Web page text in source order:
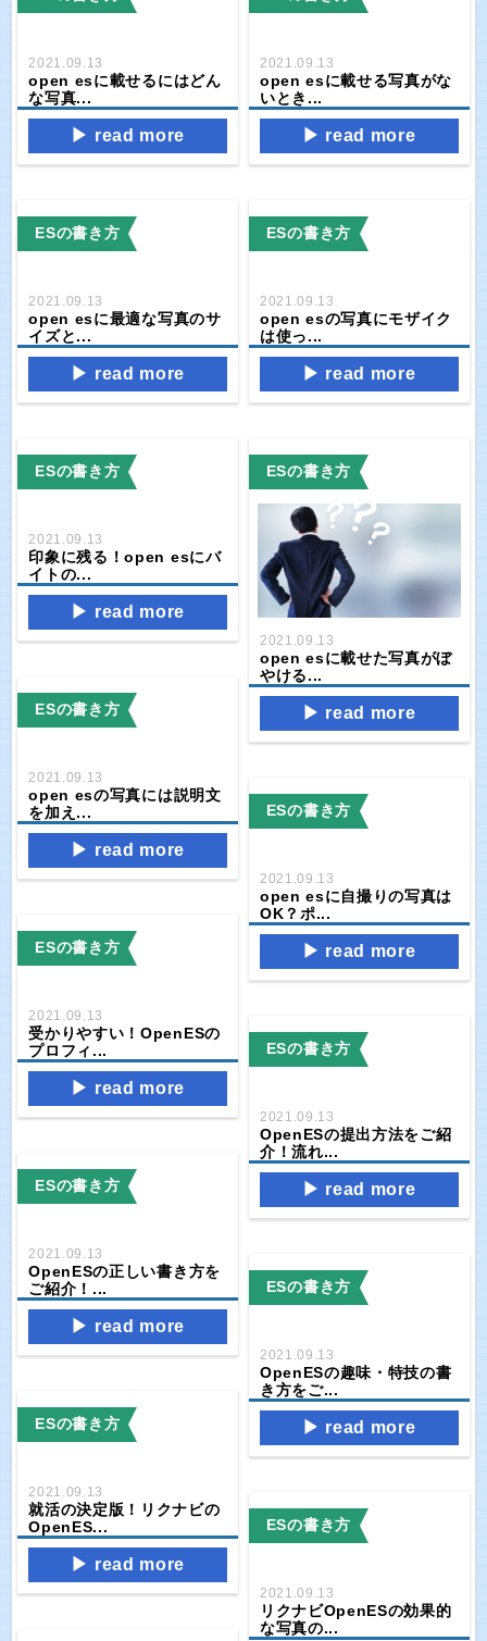
2021.09.13
open esに載せるにはどん
な写真...
read more
2021.09.13
open esに載せる写真がな
いとき...
read more
ESの書き方
2021.09.13
open esに最適な写真のサ
イズと...
read more
ESの書き方
2021.09.13
open esの写真にモザイク
は使っ...
read more
ESの書き方
2021.09.13
印象に残る！open esにバ
イトの...
read more
ESの書き方
2021.09.13
open esに載せた写真がぼ
やける...
read more
ESの書き方
2021.09.13
open esの写真には説明文
を加え...
read more
ESの書き方
2021.09.13
open esに自撮りの写真は
OK？ポ...
read more
ESの書き方
2021.09.13
受かりやすい！OpenESの
プロフィ...
read more
ESの書き方
2021.09.13
OpenESの提出方法をご紹
介！流れ...
read more
ESの書き方
2021.09.13
OpenESの正しい書き方を
ご紹介！...
read more
ESの書き方
2021.09.13
OpenESの趣味・特技の書
き方をご...
read more
ESの書き方
2021.09.13
就活の決定版！リクナビの
OpenES...
read more
ESの書き方
2021.09.13
リクナビOpenESの効果的
な写真の...